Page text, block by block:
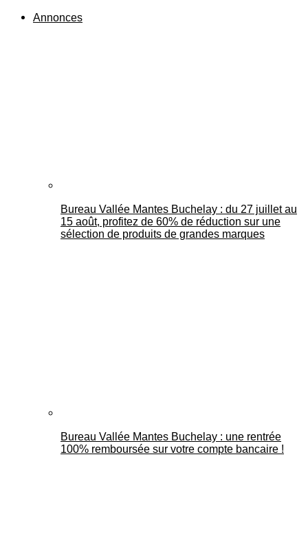
Annonces
Bureau Vallée Mantes Buchelay : du 27 juillet au
15 août, profitez de 60% de réduction sur une
sélection de produits de grandes marques
Bureau Vallée Mantes Buchelay : une rentrée
100% remboursée sur votre compte bancaire !